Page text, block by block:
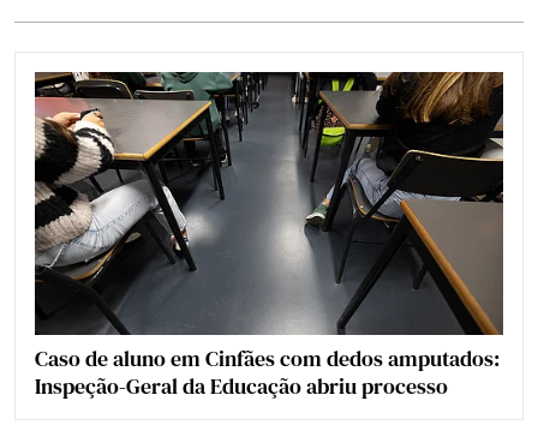
Caso de aluno em Cinfães com dedos amputados:
Inspeção-Geral da Educação abriu processo